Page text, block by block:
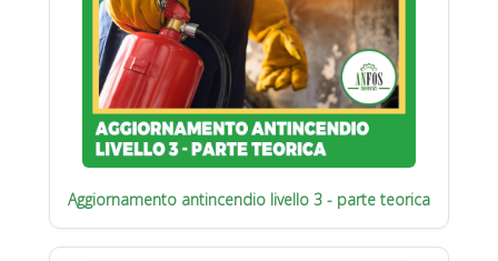
Aggiornamento antincendio livello 3 - parte teorica